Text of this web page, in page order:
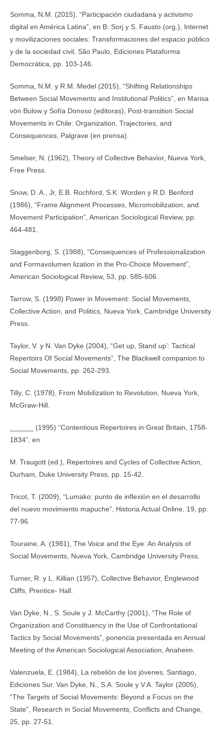
Somma, N.M. (2015), “Participación ciudadana y activismo
digital en América Latina”, en B. Sorj y S. Fausto (org.), Internet
y movilizaciones sociales: Transformaciones del espacio público
y de la sociedad civil, São Paulo, Ediciones Plataforma
Democrática, pp. 103-146.
Somma, N.M. y R.M. Medel (2015), “Shifting Relationships
Between Social Movements and Institutional Politics”, en Marisa
vön Bulow y Sofía Donoso (editoras), Post-transition Social
Movements in Chile: Organization, Trajectories, and
Consequences, Palgrave (en prensa).
Smelser, N. (1962), Theory of Collective Behavior, Nueva York,
Free Press.
Snow, D. A., Jr, E.B. Rochford, S.K. Worden y R.D. Benford
(1986), “Frame Alignment Processes, Micromobilization, and
Movement Participation”, American Sociological Review, pp.
464-481.
Staggenborg, S. (1988), “Consequences of Professionalization
and Formavolumen lization in the Pro-Choice Movement”,
American Sociological Review, 53, pp. 585-606.
Tarrow, S. (1998) Power in Movement: Social Movements,
Collective Action, and Politics, Nueva York, Cambridge University
Press.
Taylor, V. y N. Van Dyke (2004), “Get up, Stand up’: Tactical
Repertoirs Of Social Movements”, The Blackwell companion to
Social Movements, pp. 262-293.
Tilly, C. (1978), From Mobilization to Revolution, Nueva York,
McGraw-Hill.
______ (1995) “Contentious Repertoires in Great Britain, 1758-
1834”, en
M. Traugott (ed.), Repertoires and Cycles of Collective Action,
Durham, Duke University Press, pp. 15-42.
Tricot, T. (2009), “Lumako: punto de inflexión en el desarrollo
del nuevo movimiento mapuche”, Historia Actual Online, 19, pp.
77-96.
Touraine, A. (1981), The Voice and the Eye: An Analysis of
Social Movements, Nueva York, Cambridge University Press.
Turner, R. y L. Killian (1957), Collective Behavior, Englewood
Cliffs, Prentice- Hall.
Van Dyke, N., S. Soule y J. McCarthy (2001), “The Role of
Organization and Constituency in the Use of Confrontational
Tactics by Social Movements”, ponencia presentada en Annual
Meeting of the American Sociological Association, Anaheim.
Valenzuela, E. (1984), La rebelión de los jóvenes, Santiago,
Ediciones Sur. Van Dyke, N., S.A. Soule y V.A. Taylor (2005),
“The Targets of Social Movements: Beyond a Focus on the
State”, Research in Social Movements, Conflicts and Change,
25, pp. 27-51.